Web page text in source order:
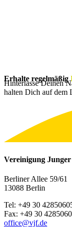
Erhalte regelmäßig
Hinterlasse Deinen
halten Dich auf dem
Vereinigung
Berliner Allee 59/61
13088 Berlin
Tel: +49 30
Fax: +49 30
office@vjf.de